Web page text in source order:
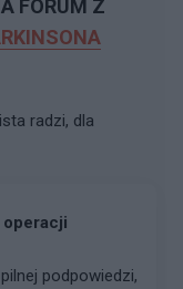
FORUM Z
radzi, dla
operacji
podpowiedzi,